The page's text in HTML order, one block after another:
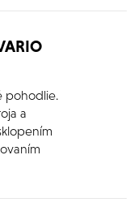
pohodlie.
a